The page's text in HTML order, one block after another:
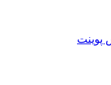
پوینت